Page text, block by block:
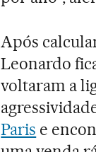
Após
Leonardo
voltaram a
Paris e